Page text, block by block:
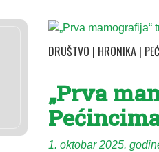
DRUŠTVO | HRONIKA |
„Prva
1. oktobar 2025.